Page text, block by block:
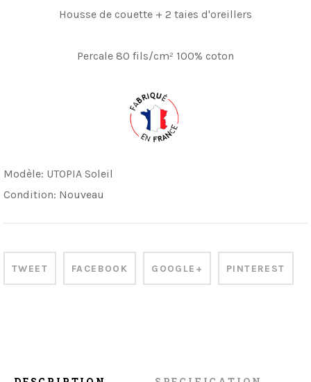
Housse de couette + 2 taies d'oreillers
Percale 80 fils/cm² 100% coton
Modèle: UTOPIA Soleil
Condition: Nouveau
TWEET FACEBOOK GOOGLE+ PINTEREST